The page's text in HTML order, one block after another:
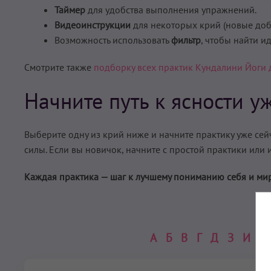
Таймер для удобства выполнения упражнений.
Видеоинструкции для некоторых крий (новые
Возможность использовать фильтр, чтобы найти
Смотрите также подборку всех практик Кундалини Йоги
Начните путь к ясности
Выберите одну из крий ниже и начните практику уже
силы. Если вы новичок, начните с простой практики
Каждая практика — шаг к лучшему пониманию себя и
А Б В Г Д З И